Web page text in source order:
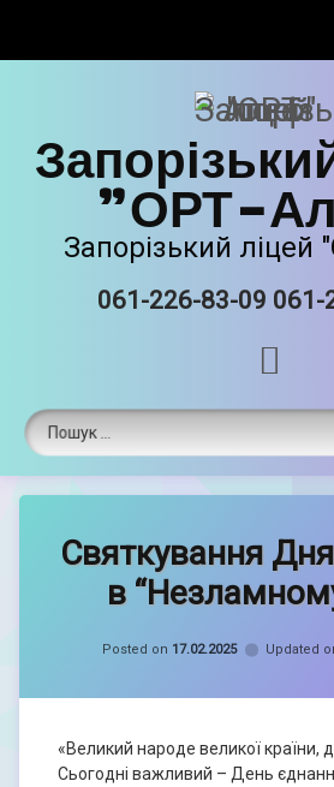
Прозорість та інформаційна
Безпечне освітнє середовище
Освітня діяльність
Виховна робота
Єврейські національні традиції
Матеріально-технічне
ORT STEAM
"ОРТ-
Запорізький
061-226-83-09 061-
Пошук:
Святкування
в
Posted on 17.02.2025 Updated
«Великий народе великої країни,
Сьогодні важливий – День
Кравченко